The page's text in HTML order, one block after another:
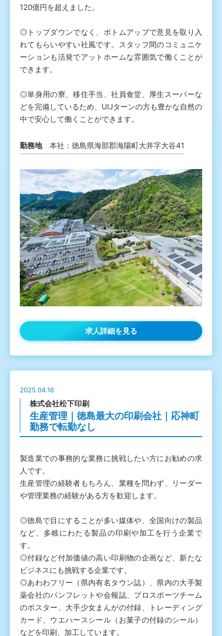
120億円を超えました。
◎トップダウンでなく、ボトムアップで意見を取り入
れてもらいやすい社風です。スタッフ間のコミュニケ
ーションも活発でアットホームな雰囲気で働くことが
できます。
◎単身用の寮、移住手当、社員食堂、厚生スーパーな
どを完備しているため、UIJターンの方も豊かな自然の
中で安心して働くことができます。
勤務地 本社：徳島県海部郡海陽町大井字大谷41
求人詳細を見る
2025.04.16
株式会社松下印刷
生産管理｜徳島最大の印刷会社｜応神町
勤務で転勤なし
製造業での事務的な業務に挑戦したい方にお勧めの求
人です。
生産管理の経験者もちろん、業種を問わず、リーダー
や管理業務の経験がある方を歓迎します。
◎徳島で目にすることが多い媒体や、全国向けの製品
など、多岐にわたる製品の印刷や加工を行う企業で
す。
◎付録など付加価値の高い印刷物の企画など、新たな
ビジネスにも挑戦する企業です。
◎あわわフリー（県内有名タウン誌）、県内の大手製
薬会社のパンフレットや会報誌、プロスポーツチーム
のポスター、大手少女まんがの付録、トレーディング
カード、ウエハースシール（お菓子の付録のシール）
などを印刷、加工しています。